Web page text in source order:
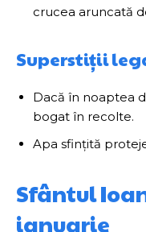
crucea aruncată
Superstiții
Dacă în noaptea
bogat în recolte.
Apa sfințită
Sfântul
ianuarie